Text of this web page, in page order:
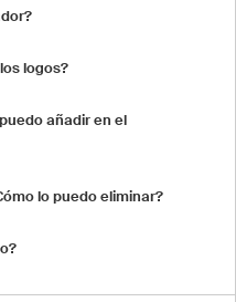
logos?
añadir en el
lo puedo eliminar?